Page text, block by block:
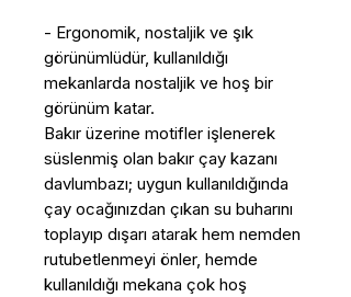
- Ergonomik, nostaljik ve şık
görünümlüdür, kullanıldığı
mekanlarda nostaljik ve hoş bir
görünüm katar.
Bakır üzerine motifler işlenerek
süslenmiş olan bakır çay kazanı
davlumbazı; uygun kullanıldığında
çay ocağınızdan çıkan su buharını
toplayıp dışarı atarak hem nemden
rutubetlenmeyi önler, hemde
kullanıldığı mekana çok hoş